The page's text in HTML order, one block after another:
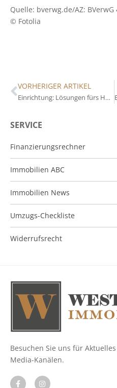
SERVICE
Finanzierungsrechner
Immobilien ABC
Immobilien News
Umzugs-Checkliste
Widerrufsrecht
Quelle: bverwg.de/AZ: BVerwG
© Fotolia
VORHERIGER ARTIKEL
Einrichtung: Lösungen fürs Homeoffice
Besuchen Sie uns für
Media-Kanälen.